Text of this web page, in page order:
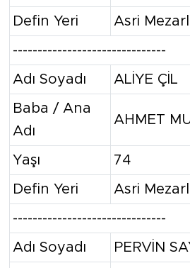
Defin Yeri Asri
-------------------------------
Adı Soyadı ALİYE ÇİL
Baba / Ana
Adı
AHMET
Yaşı 74
Defin Yeri Asri
-------------------------------
Adı Soyadı PERVİN